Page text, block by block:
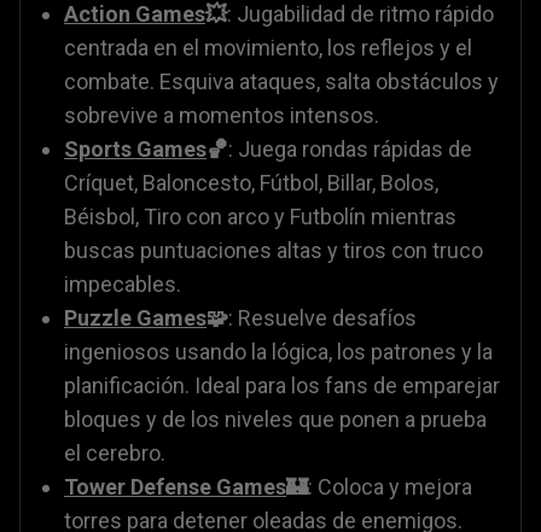
Action Games💥: Jugabilidad de ritmo rápido
centrada en el movimiento, los reflejos y el
combate. Esquiva ataques, salta obstáculos y
sobrevive a momentos intensos.
Sports Games🏀: Juega rondas rápidas de
Críquet, Baloncesto, Fútbol, Billar, Bolos,
Béisbol, Tiro con arco y Futbolín mientras
buscas puntuaciones altas y tiros con truco
impecables.
Puzzle Games🧩: Resuelve desafíos
ingeniosos usando la lógica, los patrones y la
planificación. Ideal para los fans de emparejar
bloques y de los niveles que ponen a prueba
el cerebro.
Tower Defense Games🏰: Coloca y mejora
torres para detener oleadas de enemigos.